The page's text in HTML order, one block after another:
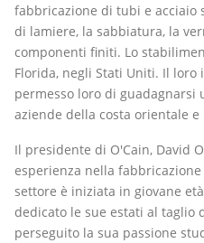
fabbricazione di tubi e acciaio
di lamiere, la sabbiatura, la
componenti finiti. Lo
Florida, negli Stati Uniti. Il loro
permesso loro di
aziende della costa orientale
Il presidente di O'Cain, David
esperienza nella
settore è iniziata in giovane
dedicato le sue estati al taglio
perseguito la sua passione